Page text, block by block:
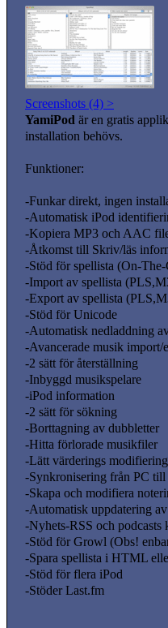
Screenshots (4) >
YamiPod är en gratis
installation behövs.
Funktioner:
-Funkar direkt, ingen
-Automatisk iPod
-Kopiera MP3 och AAC
-Åtkomst till Skriv/läs
-Stöd för spellista (On-
-Import av spellista
-Export av spellista
-Stöd för Unicode
-Automatisk nedladdning
-Avancerade musik import/
-2 sätt för återställning
-Inbyggd musikspelare
-iPod information
-2 sätt för sökning
-Borttagning av dubbletter
-Hitta förlorade musikfiler
-Lätt värderings modifiering
-Synkronisering från PC till
-Skapa och modifiera
-Automatisk uppdatering
-Nyhets-RSS och
-Stöd för Growl (Obs!
-Spara spellista i HTML
-Stöd för flera iPod
-Stöder Last.fm